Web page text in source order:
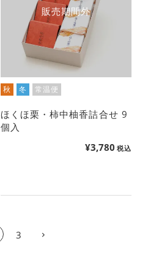
販売期間外
秋 冬 常温便
ほくほ栗・柿中柚香詰合せ 9
個入
¥3,780 税込
3